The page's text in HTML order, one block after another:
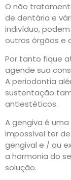
O não
de dentária e
indivíduo,
outros órgãos e
Por tanto fique
agende sua
A periodontia
sustentação
antiestéticos.
A gengiva é
impossível ter
gengival e / ou
a harmonia do
solução.